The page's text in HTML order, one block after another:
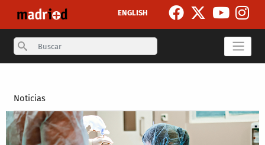
ENGLISH
Search
Noticias